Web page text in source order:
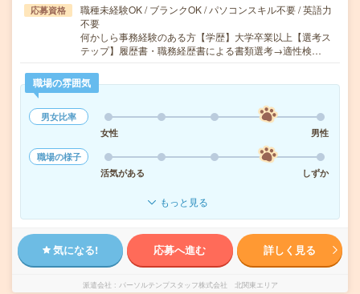
応募資格
職種未経験OK / ブランクOK / パソコンスキル不要 / 英語力
不要
何かしら事務経験のある方【学歴】大学卒業以上【選考ス
テップ】履歴書・職務経歴書による書類選考→適性検…
職場の雰囲気
男女比率
女性
男性
職場の様子
活気がある
しずか
もっと見る
気になる! 応募へ進む 詳しく見る
派遣会社 パーソルテンプスタッフ株式会社 北関東エリア